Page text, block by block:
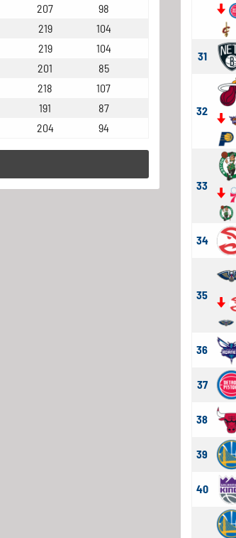
207
98
219
104
219
104
201
85
218
107
191
87
204 94
31
32
33
34
35
36
37
38
39
40